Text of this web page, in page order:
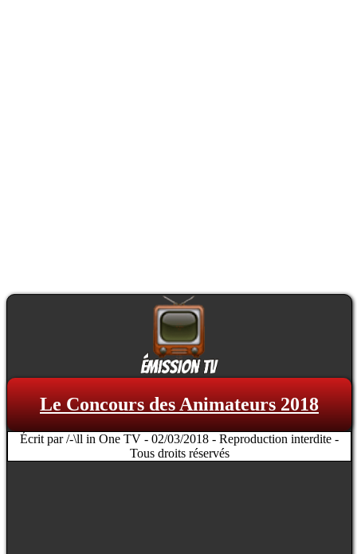
Le Concours des Animateurs 2018
Écrit par /-\ll in One TV - 02/03/2018 - Reproduction interdite -
Tous droits réservés